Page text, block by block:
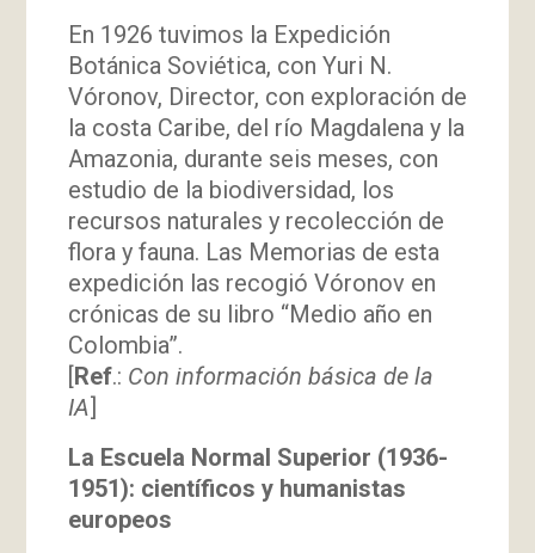
En 1926 tuvimos la Expedición
Botánica Soviética, con Yuri N.
Vóronov, Director, con exploración de
la costa Caribe, del río Magdalena y la
Amazonia, durante seis meses, con
estudio de la biodiversidad, los
recursos naturales y recolección de
flora y fauna. Las Memorias de esta
expedición las recogió Vóronov en
crónicas de su libro “Medio año en
Colombia”.
[Ref.: Con información básica de la
IA]
La Escuela Normal Superior (1936-
1951): científicos y humanistas
europeos